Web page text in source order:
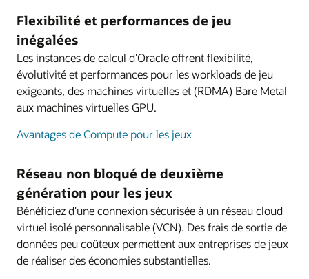
Flexibilité et performances de jeu
inégalées
Les instances de calcul d'Oracle offrent flexibilité,
évolutivité et performances pour les workloads de jeu
exigeants, des machines virtuelles et (RDMA) Bare Metal
aux machines virtuelles GPU.
Avantages de Compute pour les jeux
Réseau non bloqué de deuxième
génération pour les jeux
Bénéficiez d'une connexion sécurisée à un réseau cloud
virtuel isolé personnalisable (VCN). Des frais de sortie de
données peu coûteux permettent aux entreprises de jeux
de réaliser des économies substantielles.